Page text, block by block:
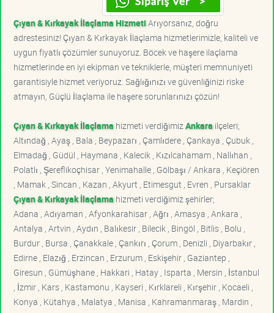
Çıyan & Kırkayak İlaçlama HizmetiArıyorsanız, doğru
adrestesiniz! Çıyan & Kırkayak İlaçlama hizmetlerimizle, kaliteli ve
uygun fiyatlı çözümler sunuyoruz. Böcek ve haşere ilaçlama
hizmetlerinde en iyi ekipman ve tekniklerle, müşteri memnuniyeti
garantisiyle hizmet veriyoruz. Sağlığınızı ve güvenliğinizi riske
atmayın, Güçlü İlaçlama ile haşere sorunlarınızı çözün!
Çıyan & Kırkayak İlaçlama hizmeti verdiğimiz Ankara ilçeleri;
Altındağ , Ayaş , Bala , Beypazarı , Çamlıdere , Çankaya , Çubuk ,
Elmadağ , Güdül , Haymana , Kalecik , Kızılcahamam , Nallıhan ,
Polatlı , Şereflikoçhisar , Yenimahalle , Gölbaşı / Ankara , Keçiören
, Mamak , Sincan , Kazan , Akyurt , Etimesgut , Evren , Pursaklar
Çıyan & Kırkayak İlaçlama hizmeti verdiğimiz şehirler;
Adana , Adıyaman , Afyonkarahisar , Ağrı , Amasya , Ankara ,
Antalya , Artvin , Aydın , Balıkesir , Bilecik , Bingöl , Bitlis , Bolu ,
Burdur , Bursa , Çanakkale , Çankırı , Çorum , Denizli , Diyarbakır ,
Edirne , Elazığ , Erzincan , Erzurum , Eskişehir , Gaziantep ,
Giresun , Gümüşhane , Hakkari , Hatay , Isparta , Mersin , İstanbul
, İzmir , Kars , Kastamonu , Kayseri , Kırklareli , Kırşehir , Kocaeli ,
Konya , Kütahya , Malatya , Manisa , Kahramanmaraş , Mardin ,